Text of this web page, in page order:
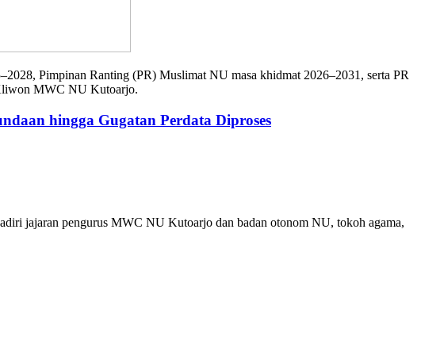
Pimpinan Ranting (PR) Muslimat NU masa khidmat 2026–2031, serta PR
MWC NU Kutoarjo.
hingga Gugatan Perdata Diproses
jajaran pengurus MWC NU Kutoarjo dan badan otonom NU, tokoh agama,